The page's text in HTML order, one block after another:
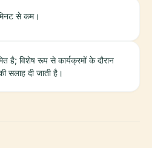
से कम।
है; विशेष रूप से कार्यक्रमों के दौरान
सलाह दी जाती है।